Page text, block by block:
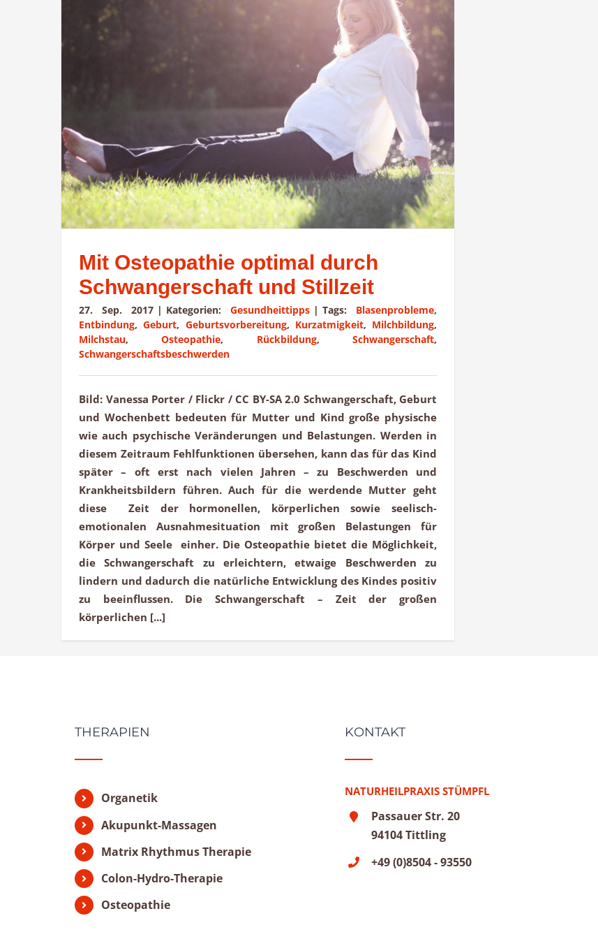
Mit Osteopathie optimal durch
Schwangerschaft und Stillzeit
27. Sep. 2017 | Kategorien: Gesundheittipps | Tags: Blasenprobleme,
Entbindung,Geburt, Geburtsvorbereitung, Kurzatmigkeit, Milchbildung,
Milchstau,Osteopathie, Rückbildung,Schwangerschaft,
Schwangerschaftsbeschwerden
Bild: Vanessa Porter / Flickr / CC BY-SA 2.0 Schwangerschaft, Geburt
und Wochenbett bedeuten für Mutter und Kind große physische
wie auch psychische Veränderungen und Belastungen. Werden in
diesem Zeitraum Fehlfunktionen übersehen, kann das für das Kind
später – oft erst nach vielen Jahren – zu Beschwerden und
Krankheitsbildern führen. Auch für die werdende Mutter geht
diese Zeit der hormonellen, körperlichen sowie seelisch-
emotionalen Ausnahmesituation mit großen Belastungen für
Körper und Seele einher. Die Osteopathie bietet die Möglichkeit,
die Schwangerschaft zu erleichtern, etwaige Beschwerden zu
lindern und dadurch die natürliche Entwicklung des Kindes positiv
zu beeinflussen. Die Schwangerschaft – Zeit der großen
körperlichen [...]
THERAPIEN
Organetik
Akupunkt-Massagen
Matrix Rhythmus Therapie
Colon-Hydro-Therapie
Osteopathie
KONTAKT
NATURHEILPRAXIS STÜMPFL
Passauer Str. 20
94104 Tittling
+49 (0)8504 - 93550